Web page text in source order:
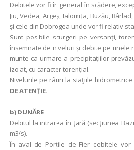
Debitele vor fi în general în scădere,
Jiu, Vedea, Argeş, Ialomița, Buzău,
şi cele din Dobrogea unde vor fi relativ
Sunt posibile scurgeri pe versanți,
însemnate de niveluri și debite pe unele
munte ca urmare a precipitațiilor
izolat, cu caracter torențial.
Nivelurile pe râuri la staţiile
DE ATENŢIE.
b) DUNĂRE
Debitul la intrarea în ţară (secţiunea
m3/s).
În aval de Porţile de Fier debitele